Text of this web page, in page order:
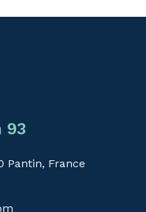
93
Pantin, France